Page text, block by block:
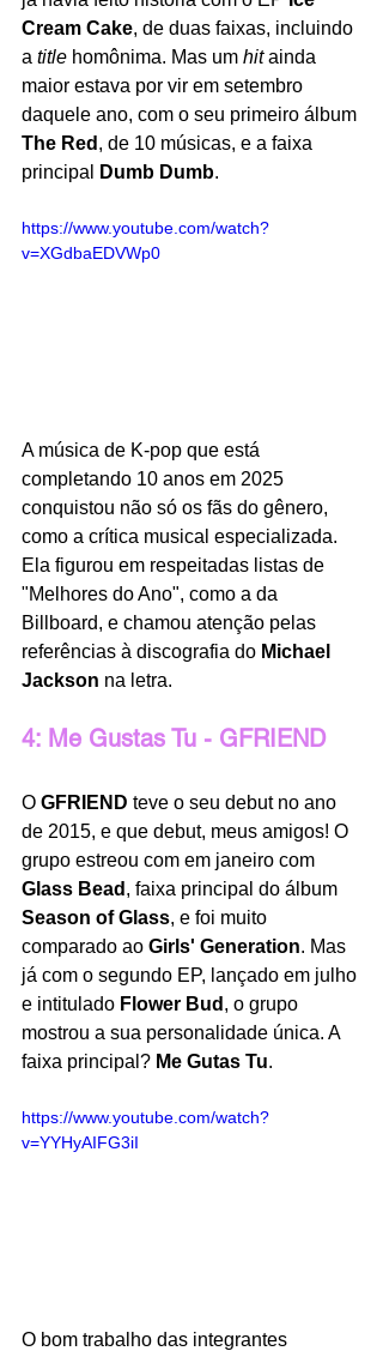
Cream Cake, de duas faixas, incluindo
a title homônima. Mas um hit ainda
maior estava por vir em setembro
daquele ano, com o seu primeiro álbum
The Red , de 10 músicas, e a faixa
principal
Dumb Dumb.
https://www.youtube.com/watch?
v=XGdbaEDVWp0
A música de K-pop que está
completando 10 anos em 2025
conquistou não só os fãs do gênero,
como a crítica musical especializada.
Ela figurou em respeitadas listas de
"Melhores do Ano", como a da
Billboard, e chamou atenção pelas
referências à discografia do Michael
Jackson na letra.
4: Me Gustas Tu - GFRIEND
O GFRIEND teve o seu debut no ano
de 2015, e que debut, meus amigos! O
grupo estreou com em janeiro com
Glass Bead , faixa principal do álbum
Season of Glass, e foi muito
comparado ao Girls' Generation. Mas
já com o segundo EP, lançado em julho
e intitulado Flower Bud , o grupo
mostrou a sua personalidade única. A
faixa principal? Me Gutas Tu.
https://www.youtube.com/watch?
v=YYHyAIFG3iI
O bom trabalho das integrantes